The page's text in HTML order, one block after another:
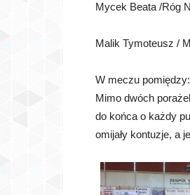
Mycek Beata /Róg
Malik Tymoteusz /
W meczu pomiędzy:
Mimo dwóch
do końca o każdy
omijały kontuzje, a